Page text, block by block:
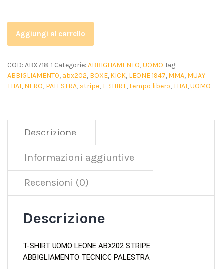
Aggiungi al carrello
COD: ABX718-1 Categorie: ABBIGLIAMENTO,UOMO Tag:
ABBIGLIAMENTO, abx202, BOXE, KICK, LEONE 1947, MMA, MUAY
THAI, NERO, PALESTRA, stripe,T-SHIRT,tempo libero,THAI,UOMO
Descrizione
Informazioni aggiuntive
Recensioni (0)
Descrizione
T-SHIRT UOMO LEONE ABX202 STRIPE
ABBIGLIAMENTO TECNICO PALESTRA